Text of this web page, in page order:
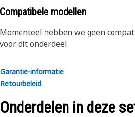
Compatibele modellen
Momenteel hebben we geen
voor dit onderdeel.
Garantie-informatie
Retourbeleid
Onderdelen in deze